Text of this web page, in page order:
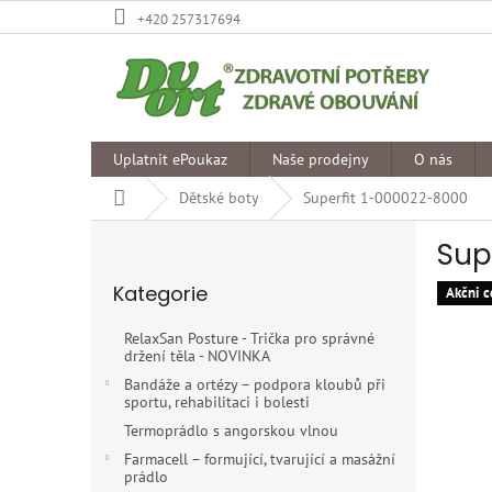
na
+420 257317694
Uplatnit ePoukaz Naše prodejny O nás
Domů
Dětské boty Superfit 1-000022-8000
kategorie
Kategorie
RelaxSan Posture - Trička pro správné
držení těla - NOVINKA
Bandáže a ortézy – podpora kloubů při
sportu, rehabilitaci i bolesti
Termoprádlo s angorskou vlnou
Farmacell – formující, tvarující a masážní
prádlo
Akčni